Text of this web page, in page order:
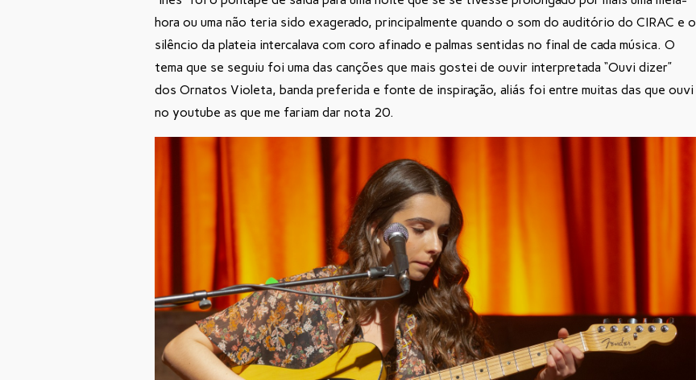
hora ou uma não teria sido exagerado, principalmente quando o som do auditório do CIRAC e o
silêncio da plateia intercalava com coro afinado e palmas sentidas no final de cada música. O
tema que se seguiu foi uma das canções que mais gostei de ouvir interpretada “Ouvi dizer”
dos Ornatos Violeta, banda preferida e fonte de inspiração, aliás foi entre muitas das que ouvi
no youtube as que me fariam dar nota 20.